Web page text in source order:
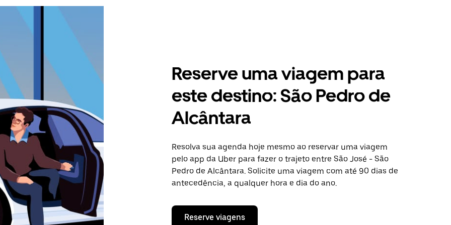
Reserve uma viagem para
este destino: São Pedro de
Alcântara
Resolva sua agenda hoje mesmo ao reservar uma viagem
pelo app da Uber para fazer o trajeto entre São José - São
Pedro de Alcântara. Solicite uma viagem com até 90 dias de
antecedência, a qualquer hora e dia do ano.
Reserve viagens